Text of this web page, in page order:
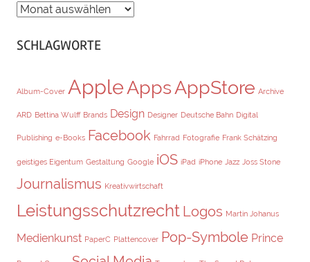
ARCHIV
SCHLAGWORTE
Album-Cover AppleAppsAppStore Archive
ARD Bettina Wulff Brands Design Designer Deutsche Bahn Digital
Publishing e-Books Facebook Fahrrad Fotografie Frank Schätzing
geistiges Eigentum Gestaltung Google iOS iPad iPhone Jazz Joss Stone
Journalismus Kreativwirtschaft
Leistungsschutzrecht Logos Martin Johanus
Medienkunst PaperC Plattencover Pop-Symbole Prince